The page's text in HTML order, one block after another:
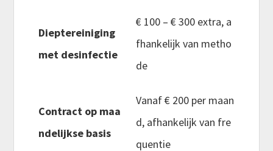
Dieptereiniging
met desinfectie
€ 100 – € 300 extra, a
fhankelijk van metho
de
Contract op maa
ndelijkse basis
Vanaf € 200 per maan
d, afhankelijk van fre
quentie